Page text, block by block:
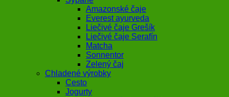
Amazonské čaje
Everest ayurveda
Liečivé čaje Grešík
Liečivé čaje Serafín
Matcha
Sonnentor
Zelený čaj
Chladené výrobky
Cesto
Jogurty